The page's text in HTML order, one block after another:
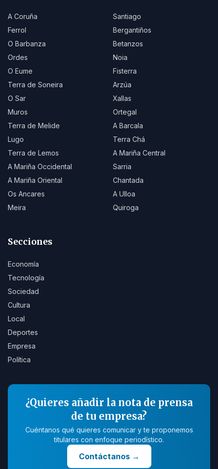
A Coruña
Santiago
Ferrol
Bergantiños
O Barbanza
Betanzos
Ordes
Noia
O Eume
Fisterra
Terra de Soneira
Arzúa
O Sar
Xallas
Muros
Ortegal
Terra de Melide
A Barcala
Lugo
Terra Chá
Terra de Lemos
A Mariña Central
A Mariña Occidental
Sarria
A Mariña Oriental
Chantada
Os Ancares
A Ulloa
Meira
Quiroga
Secciones
Economía
Tecnología
Sociedad
Cultura
Local
Deportes
Empresa
Política
¿Quieres añadir la nota de prensa
de tu empresa?
Cuéntanos qué quieres comunicar y te proponemos
titulares con enfoque periodístico.
Contáctanos→